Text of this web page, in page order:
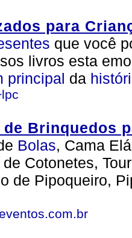
para
que você
livros esta
principal da
de Brinquedos
Bolas, Cama
Cotonetes,
de Pipoqueiro,